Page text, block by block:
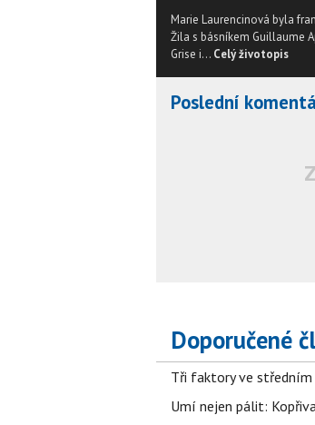
Marie Laurencinová byla
Žila s básníkem Guillaume
Grise i... Celý životopis
Poslední
Doporučené
Tři faktory ve
Umí nejen pálit: